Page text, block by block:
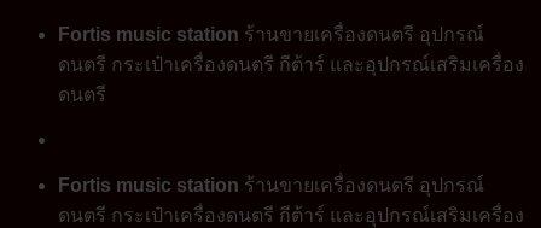
Skip
content
Fortis music station ร้านขายเครื่องดนตรี อุปกรณ์
ดนตรี กระเป๋าเครื่องดนตรี กีต้าร์ และอุปกรณ์เสริมเครื่อง
ดนตรี
Fortis music station ร้านขายเครื่องดนตรี อุปกรณ์
ดนตรี กระเป๋าเครื่องดนตรี กีต้าร์ และอุปกรณ์เสริมเครื่อง